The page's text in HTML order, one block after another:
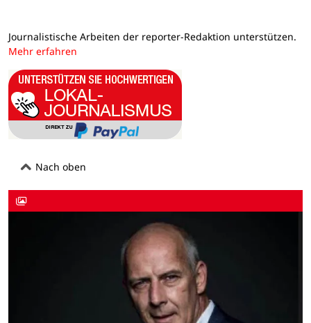
Journalistische Arbeiten der reporter-Redaktion unterstützen.
Mehr erfahren
Nach oben